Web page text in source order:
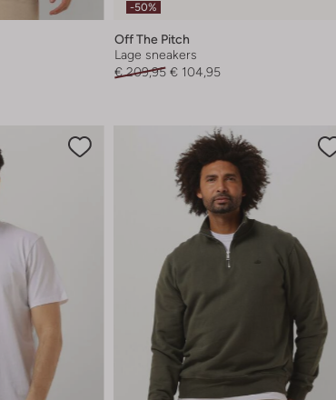
-50%
Off The Pitch
Lage sneakers
€ 209,95 € 104,95